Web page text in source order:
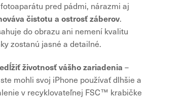
pred pádmi, nárazmi aj
čistotu a ostrosť záberov.
do obrazu ani nemení kvalitu
zostanú jasné a detailné.
životnosť vášho zariadenia –
mohli svoj iPhone používať dlhšie a
v recyklovateľnej FSC™ krabičke